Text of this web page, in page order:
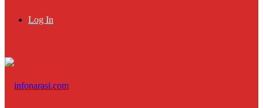
Log In